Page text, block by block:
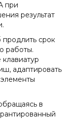
при
результат
продлить срок
работы.
адаптировать
в